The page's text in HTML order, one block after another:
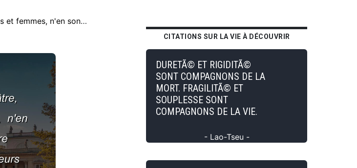
Le monde entier est un thÃ©Ã¢tre, Et tous, hommes et femmes, n'en sont que les acteurs. Et notre vie durant nous jouons plusieurs rÃ´les.
CITATIONS SUR LA VIE À DÉCOUVRIR
DURETÃ© ET RIGIDITÃ©
SONT COMPAGNONS DE LA
MORT. FRAGILITÃ© ET
SOUPLESSE SONT
COMPAGNONS DE LA VIE.
- Lao-Tseu -